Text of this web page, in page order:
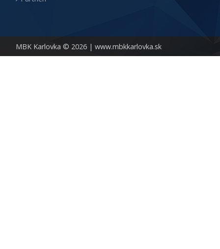
MBK Karlovka © 2026 | www.mbkkarlovka.sk